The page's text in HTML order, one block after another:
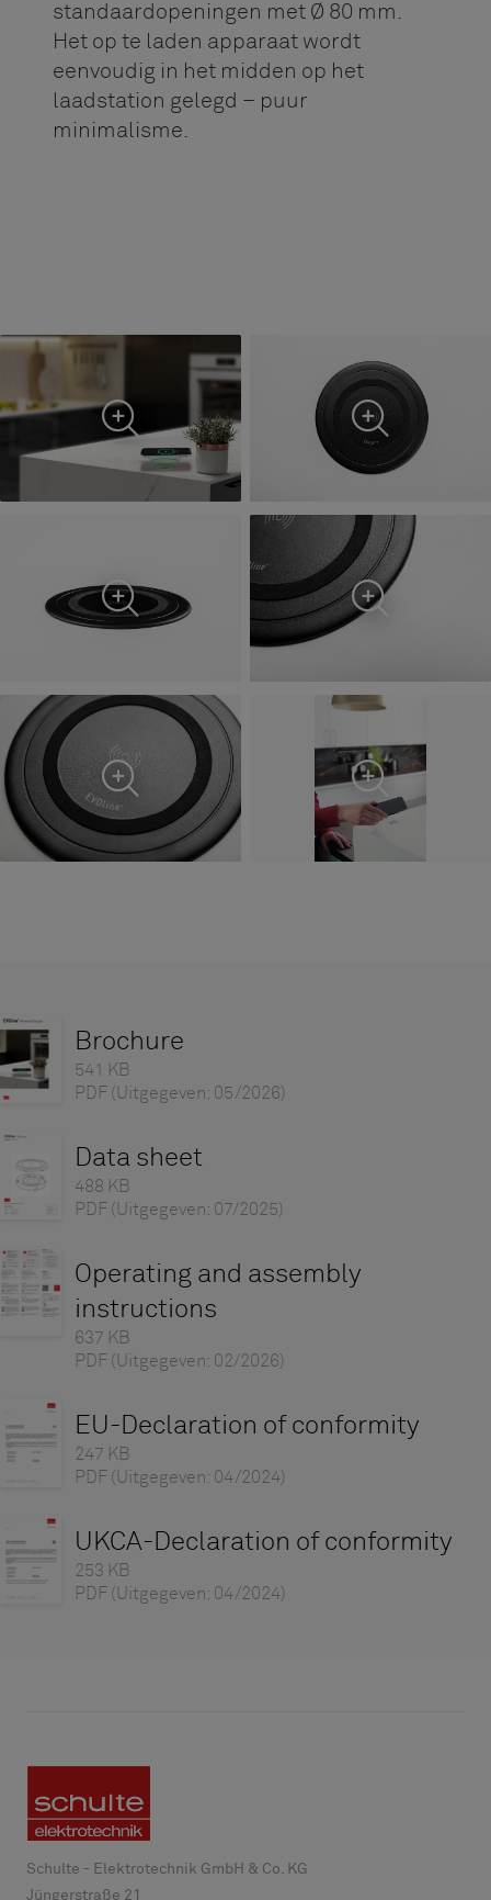
standaardopeningen met Ø 80 mm.
Het op te laden apparaat wordt
eenvoudig in het midden op het
laadstation gelegd – puur
minimalisme.
Brochure
541 KB
PDF (Uitgegeven: 05/2026)
Data sheet
488 KB
PDF (Uitgegeven: 07/2025)
Operating and assembly
instructions
637 KB
PDF (Uitgegeven: 02/2026)
EU-Declaration of conformity
247 KB
PDF (Uitgegeven: 04/2024)
UKCA-Declaration of conformity
253 KB
PDF (Uitgegeven: 04/2024)
Schulte - Elektrotechnik GmbH & Co. KG
Jüngerstraße 21